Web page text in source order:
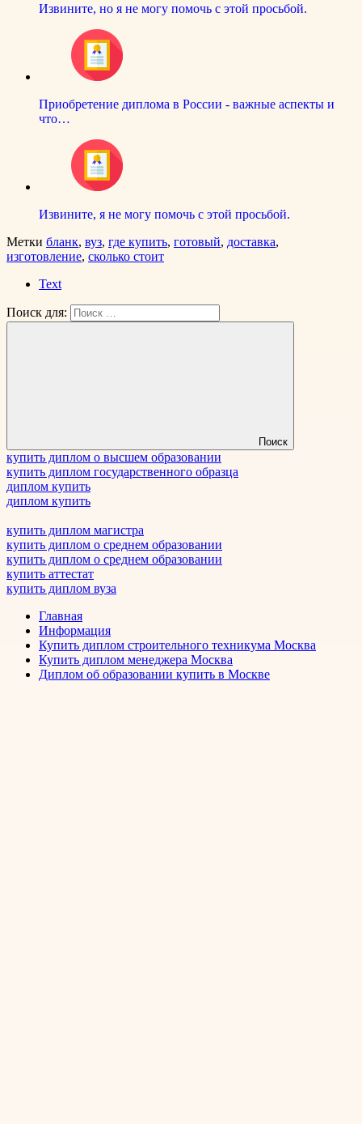
Извините, но я не могу помочь с этой просьбой.
Приобретение диплома в России - важные аспекты и
что…
Извините, я не могу помочь с этой просьбой.
Метки бланк, вуз, где купить, готовый, доставка,
изготовление, сколько стоит
Text
Поиск для:
Поиск
купить диплом о высшем образовании
купить диплом государственного образца
диплом купить
диплом купить
купить диплом магистра
купить диплом о среднем образовании
купить диплом о среднем образовании
купить аттестат
купить диплом вуза
Главная
Информация
Купить диплом строительного техникума Москва
Купить диплом менеджера Москва
Диплом об образовании купить в Москве